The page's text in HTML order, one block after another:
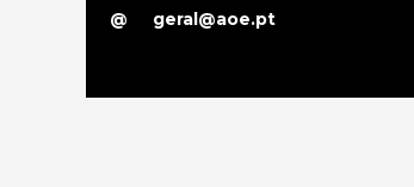
@ geral@aoe.pt